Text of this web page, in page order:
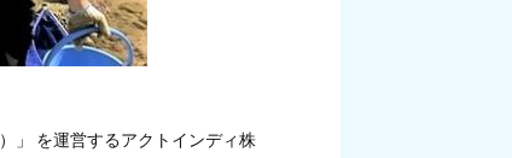
）」 を運営するアクトインディ株